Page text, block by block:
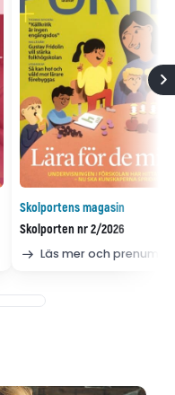
Skolportens magasin
Skolporten nr 2/2026
Läs mer och